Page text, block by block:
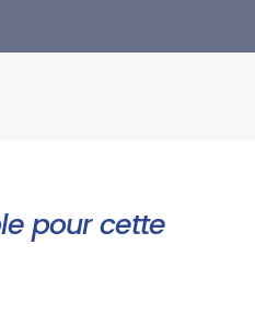
pour cette